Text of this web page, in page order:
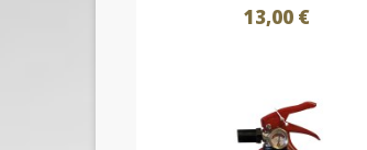
13,00 €